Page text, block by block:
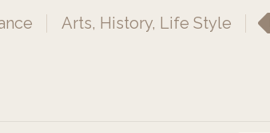
Arts, History, Life Style